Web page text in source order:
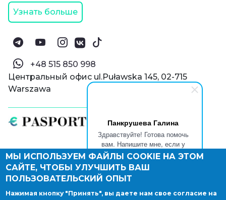
Панкрушева Галина
Здравствуйте! Готова помочь
вам. Напишите мне, если у
вас появятся вопросы.
© Паспорт Онлайн 2019—2026
Политика конфиденциальности
Оферта и конфиденциальность:РФ
Правовые документы
Узнать больше
‪+48 515 850 998‬
Центральный офис ul.Puławska 145, 02-715
Warszawa
МЫ ИСПОЛЬЗУЕМ ФАЙЛЫ COOKIE НА ЭТОМ
САЙТЕ, ЧТОБЫ УЛУЧШИТЬ ВАШ
ПОЛЬЗОВАТЕЛЬСКИЙ ОПЫТ
Нажимая кнопку "Принять", вы даете нам свое согласие на